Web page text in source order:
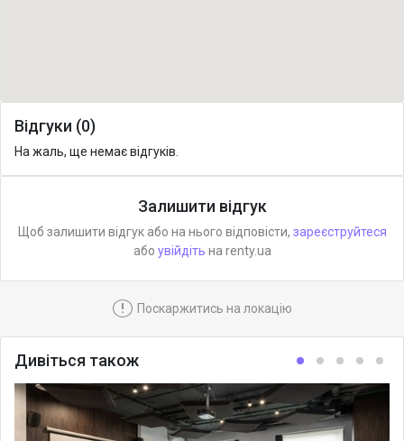
Відгуки (0)
На жаль, ще немає відгуків.
Залишити відгук
Щоб залишити відгук або на нього відповісти, зареєструйтеся
або увійдіть на renty.ua
! Поскаржитись на локацію
Дивіться також